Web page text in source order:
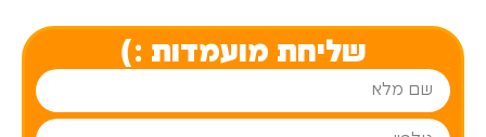
שליחת מועמדות :)